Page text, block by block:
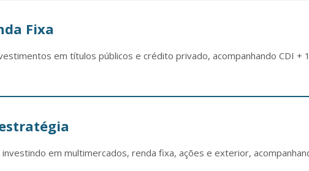
Fixa
em títulos públicos e crédito privado, acompanhando CDI +
em multimercados, renda fixa, ações e exterior,